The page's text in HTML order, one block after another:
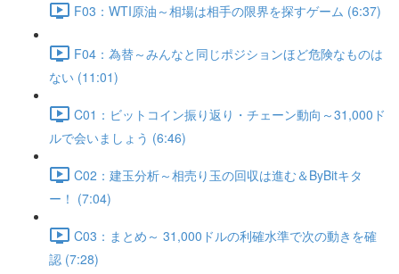
F03：WTI原油～相場は相手の限界を探すゲーム (6:37)
F04：為替～みんなと同じポジションほど危険なものは
ない (11:01)
C01：ビットコイン振り返り・チェーン動向～31,000ド
ルで会いましょう (6:46)
C02：建玉分析～相売り玉の回収は進む＆ByBitキタ
ー！ (7:04)
C03：まとめ～ 31,000ドルの利確水準で次の動きを確
認 (7:28)